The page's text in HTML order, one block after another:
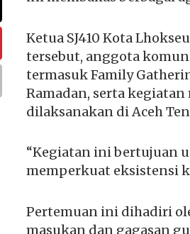
Ketua SJ410 Kota
tersebut, anggota
termasuk Family
Ramadan, serta kegiatan
dilaksanakan di Aceh
“Kegiatan ini bertujuan
memperkuat eksistensi
Pertemuan ini dihadiri
masukan dan gagasan